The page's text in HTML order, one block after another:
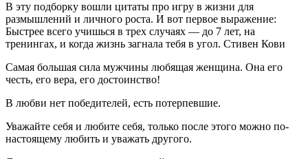
В эту подборку вошли цитаты про игру в жизни для
размышлений и личного роста. И вот первое выражение:
Быстрее всего учишься в трех случаях — до 7 лет, на
тренингах, и когда жизнь загнала тебя в угол. Стивен Кови
Самая большая сила мужчины любящая женщина. Она его
честь, его вера, его достоинство!
В любви нет победителей, есть потерпевшие.
Уважайте себя и любите себя, только после этого можно по-
настоящему любить и уважать другого.